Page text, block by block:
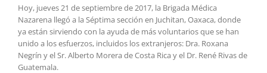
Hoy, jueves 21 de septiembre de 2017, la Brigada Médica
Nazarena llegó a la Séptima sección en Juchitan, Oaxaca, donde
ya están sirviendo con la ayuda de más voluntarios que se han
unido a los esfuerzos, incluidos los extranjeros: Dra. Roxana
Negrín y el Sr. Alberto Morera de Costa Rica y el Dr. René Rivas de
Guatemala.